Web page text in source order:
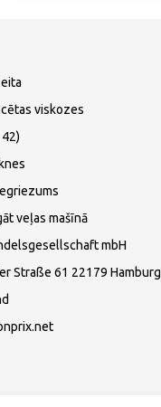
viskozes
veļas mašīnā
mbH
Straße 61 22179 Hamburg